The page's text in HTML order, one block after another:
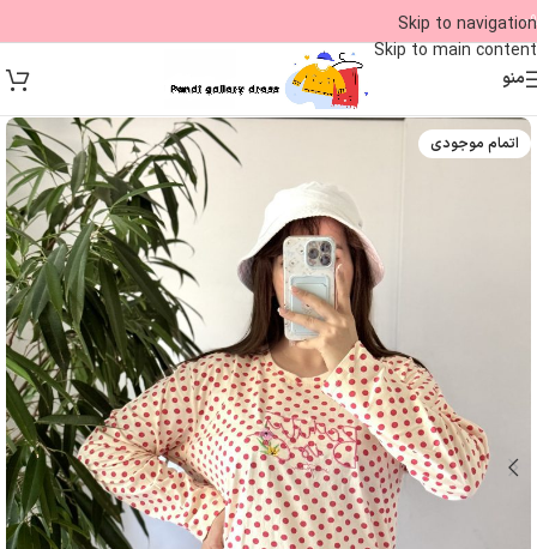
Skip to navigation
Skip to main content
09
منو
اتمام موجودی